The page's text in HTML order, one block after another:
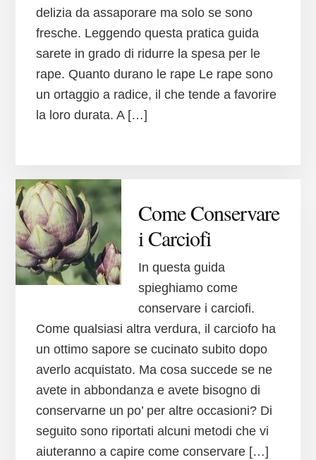
delizia da assaporare ma solo se sono
fresche. Leggendo questa pratica guida
sarete in grado di ridurre la spesa per le
rape. Quanto durano le rape Le rape sono
un ortaggio a radice, il che tende a favorire
la loro durata. A […]
Come Conservare
i Carciofi
In questa guida
spieghiamo come
conservare i carciofi.
Come qualsiasi altra verdura, il carciofo ha
un ottimo sapore se cucinato subito dopo
averlo acquistato. Ma cosa succede se ne
avete in abbondanza e avete bisogno di
conservarne un po’ per altre occasioni? Di
seguito sono riportati alcuni metodi che vi
aiuteranno a capire come conservare […]